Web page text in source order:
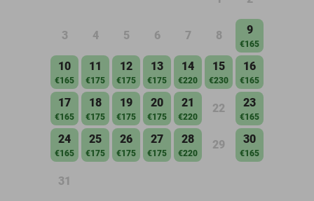
3 4 5 6 7 8 9
€165
10
€165
11
€175
12
€175
13
€175
14
€220
15
€230
16
€165
17
€165
18
€175
19
€175
20
€175
21
€220
22 23
€165
24
€165
25
€175
26
€175
27
€175
28
€220
29 30
€165
31